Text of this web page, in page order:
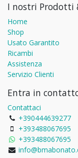
I nostri Prodotti
Home
Shop
Usato Garantito
Ricambi
Assistenza
Servizio Clienti
Entra in
Contattaci
+390444639277
+393488067695
+393488067695